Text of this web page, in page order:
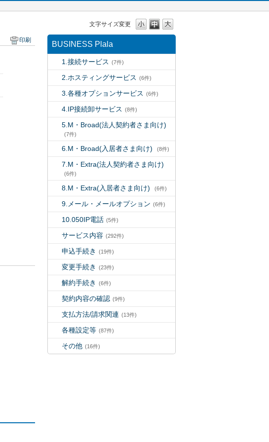
文字サイズ変更
BUSINESS Plala
1.接続サービス (7件)
2.ホスティングサービス (6件)
3.各種オプションサービス (6件)
4.IP接続卸サービス (8件)
5.M・Broad(法人契約者さま向け)
(7件)
6.M・Broad(入居者さま向け) (8件)
7.M・Extra(法人契約者さま向け)
(6件)
8.M・Extra(入居者さま向け) (6件)
9.メール・メールオプション (6件)
10.050IP電話 (5件)
サービス内容 (292件)
申込手続き (19件)
変更手続き (23件)
解約手続き (6件)
契約内容の確認 (9件)
支払方法/請求関連 (13件)
各種設定等 (87件)
その他 (16件)
印刷